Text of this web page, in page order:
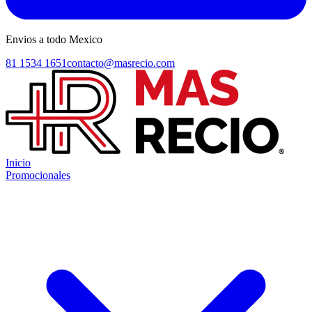
Envios a todo Mexico
81 1534 1651contacto@masrecio.com
Inicio
Promocionales